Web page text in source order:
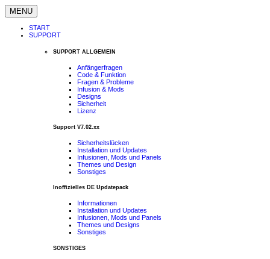
MENU
START
SUPPORT
SUPPORT ALLGEMEIN
Anfängerfragen
Code & Funktion
Fragen & Probleme
Infusion & Mods
Designs
Sicherheit
Lizenz
Support V7.02.xx
Sicherheitslücken
Installation und Updates
Infusionen, Mods und Panels
Themes und Design
Sonstiges
Inoffizielles DE Updatepack
Informationen
Installation und Updates
Infusionen, Mods und Panels
Themes und Designs
Sonstiges
SONSTIGES